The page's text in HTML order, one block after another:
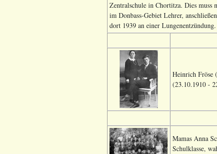
Zentralschule in Chortitza. Dies muss
im Donbass-Gebiet Lehrer,
dort 1939 an einer
Heinrich Fröse
(23.10.1910 -
Mamas Anna
Schulklasse,